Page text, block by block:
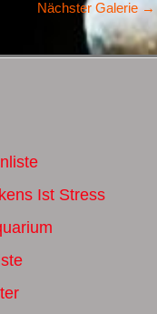
Nächster Galerie →
Ist Stress